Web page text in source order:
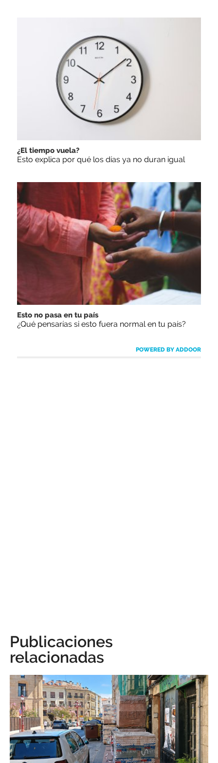
¿El tiempo vuela?
Esto explica por qué los días ya no duran igual
Esto no pasa en tu país
¿Qué pensarías si esto fuera normal en tu país?
POWERED BY ADDOOR
Publicaciones
relacionadas